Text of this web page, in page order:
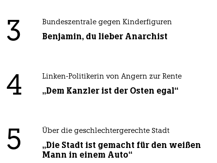
3 Bundeszentrale gegen Kinderfiguren
Benjamin, du lieber Anarchist
4 Linken-Politikerin von Angern zur Rente
„Dem Kanzler ist der Osten egal“
5 Über die geschlechtergerechte Stadt
„Die Stadt ist gemacht für den weißen
Mann in einem Auto“